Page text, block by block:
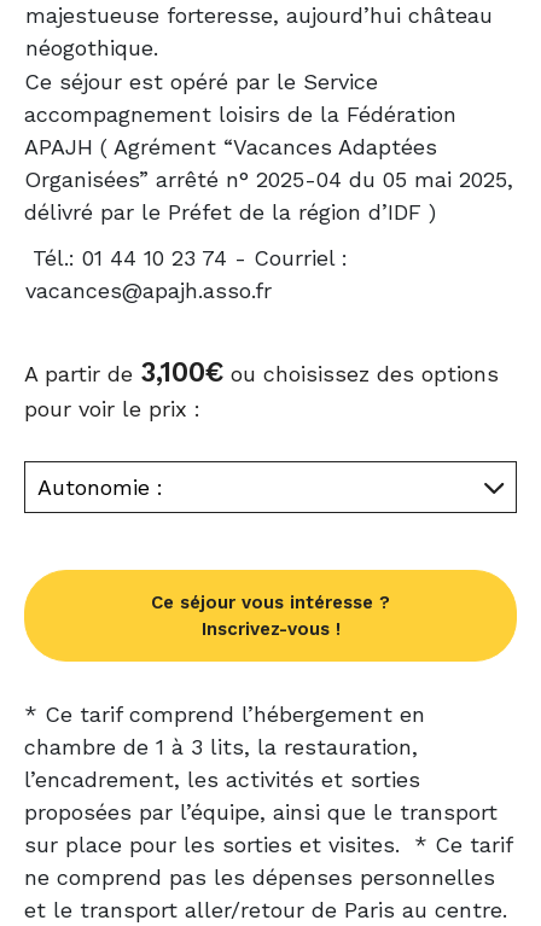
majestueuse forteresse, aujourd’hui château
néogothique.
Ce séjour est opéré par le Service
accompagnement loisirs de la Fédération
APAJH ( Agrément “Vacances Adaptées
Organisées” arrêté n° 2025-04 du 05 mai 2025,
délivré par le Préfet de la région d’IDF )
Tél.: 01 44 10 23 74 - Courriel :
vacances@apajh.asso.fr
A partir de 3,100€ ou choisissez des options
pour voir le prix :
Autonomie :
Ce séjour vous intéresse ?
Inscrivez-vous !
* Ce tarif comprend l’hébergement en
chambre de 1 à 3 lits, la restauration,
l’encadrement, les activités et sorties
proposées par l’équipe, ainsi que le transport
sur place pour les sorties et visites. * Ce tarif
ne comprend pas les dépenses personnelles
et le transport aller/retour de Paris au centre.